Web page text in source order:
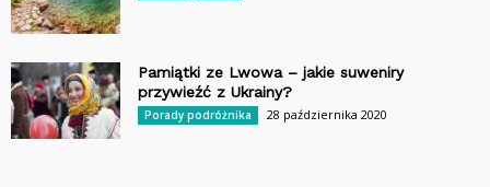
Pamiątki ze Lwowa – jakie suweniry
przywieźć z Ukrainy?
Porady podróżnika 28 października 2020